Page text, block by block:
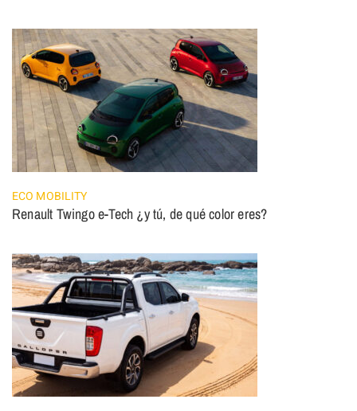
ECO MOBILITY
Renault Twingo e-Tech ¿y tú, de qué color eres?